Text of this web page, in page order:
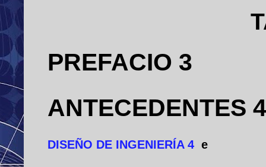
PREFACIO 3
ANTECEDENTES 4
DISEÑO DE INGENIERÍA 4 e